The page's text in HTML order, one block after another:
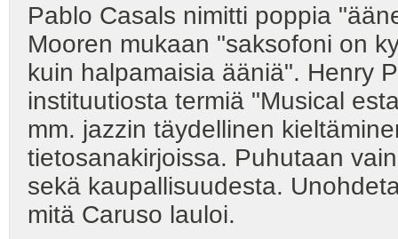
Pablo Casals nimitti poppia
Mooren mukaan "saksofoni on
kuin halpamaisia ääniä". Henry
instituutiosta termiä "Musical
mm. jazzin täydellinen
tietosanakirjoissa. Puhutaan
sekä kaupallisuudesta.
mitä Caruso lauloi.